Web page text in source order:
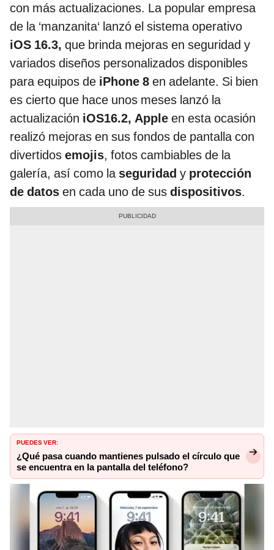
con más actualizaciones. La popular empresa
de la ‘manzanita‘ lanzó el sistema operativo
iOS 16.3, que brinda mejoras en seguridad y
variados diseños personalizados disponibles
para equipos de iPhone 8 en adelante. Si bien
es cierto que hace unos meses lanzó la
actualización iOS16.2, Apple en esta ocasión
realizó mejoras en sus fondos de pantalla con
divertidos emojis, fotos cambiables de la
galería, así como la seguridad y protección
de datos en cada uno de sus dispositivos.
PUEDES VER:
¿Qué pasa cuando mantienes pulsado el círculo que
se encuentra en la pantalla del teléfono?